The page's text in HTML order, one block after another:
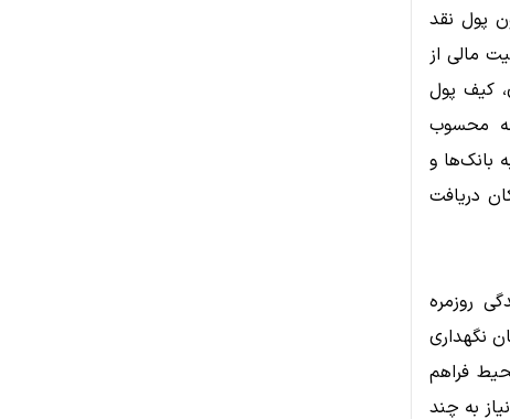
پول نقد
مالی از
کیف پول
محسوب
بانک‌ها و
دریافت
روزمره
نگهداری
فراهم
به چند